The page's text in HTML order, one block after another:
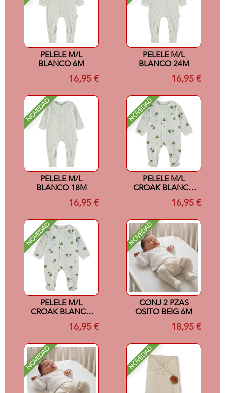
PELELE M/L
BLANCO 6M
16,95 €
PELELE M/L
BLANCO 24M
16,95 €
NOVEDAD
PELELE M/L
BLANCO 18M
16,95 €
NOVEDAD
PELELE M/L
CROAK BLANCO
16,95 €
NOVEDAD
PELELE M/L
CROAK BLANCO
16,95 €
NOVEDAD
CONJ 2 PZAS
OSITO BEIG 6M
18,95 €
NOVEDAD NOVEDAD